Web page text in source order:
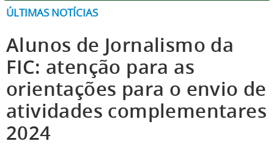
ÚLTIMAS NOTÍCIAS
Alunos de Jornalismo da
FIC: atenção para as
orientações para o envio de
atividades complementares
2024